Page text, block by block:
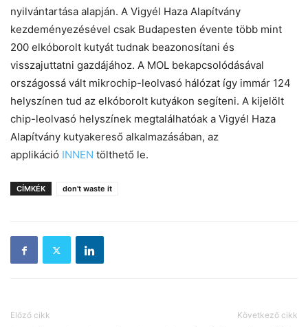
nyilvántartása alapján. A Vigyél Haza Alapítvány
kezdeményezésével csak Budapesten évente több mint
200 elkóborolt kutyát tudnak beazonosítani és
visszajuttatni gazdájához. A MOL bekapcsolódásával
országossá vált mikrochip-leolvasó hálózat így immár 124
helyszínen tud az elkóborolt kutyákon segíteni. A kijelölt
chip-leolvasó helyszínek megtalálhatóak a Vigyél Haza
Alapítvány kutyakereső alkalmazásában, az
applikáció INNEN tölthető le.
CÍMKÉK don't waste it
Előző cikk Következő cikk